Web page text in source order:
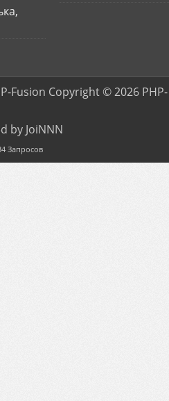
Fusion Copyright © 2026 PHP-
by JoiNNN
Запросов